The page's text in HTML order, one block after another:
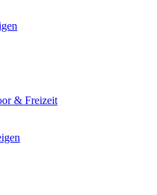
& Freizeit